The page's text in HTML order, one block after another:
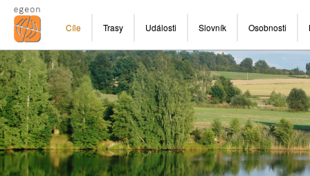
Cíle Trasy Události Slovník Osobnosti